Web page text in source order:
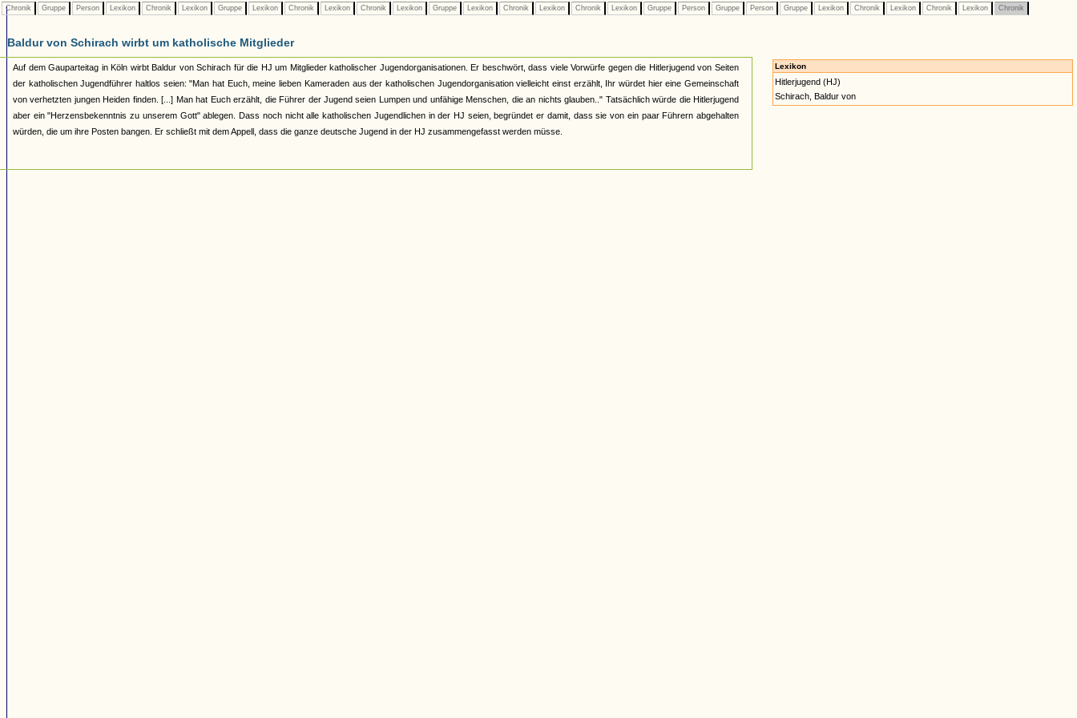
Chronik Gruppe Person Lexikon Chronik Lexikon Gruppe Lexikon Chronik Lexikon Chronik Lexikon Gruppe Lexikon Chronik Lexikon Chronik Lexikon Gruppe Person Gruppe Person Gruppe Lexikon Chronik Lexikon Chronik Lexikon Chronik
Baldur von Schirach wirbt um katholische Mitglieder
Auf dem Gauparteitag in Köln wirbt Baldur von Schirach für die HJ um Mitglieder katholischer Jugendorganisationen. Er beschwört, dass viele Vorwürfe gegen die Hitlerjugend von Seiten
der katholischen Jugendführer haltlos seien: "Man hat Euch, meine lieben Kameraden aus der katholischen Jugendorganisation vielleicht einst erzählt, Ihr würdet hier eine Gemeinschaft
von verhetzten jungen Heiden finden. [...] Man hat Euch erzählt, die Führer der Jugend seien Lumpen und unfähige Menschen, die an nichts glauben.." Tatsächlich würde die Hitlerjugend
aber ein "Herzensbekenntnis zu unserem Gott" ablegen. Dass noch nicht alle katholischen Jugendlichen in der HJ seien, begründet er damit, dass sie von ein paar Führern abgehalten
würden, die um ihre Posten bangen. Er schließt mit dem Appell, dass die ganze deutsche Jugend in der HJ zusammengefasst werden müsse.
Lexikon
Hitlerjugend (HJ)
Schirach, Baldur von